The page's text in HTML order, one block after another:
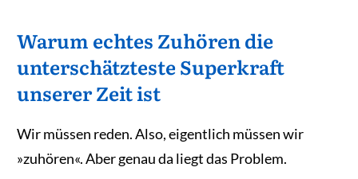
Warum echtes Zuhören die
unterschätzteste Superkraft
unserer Zeit ist
Wir müssen reden. Also, eigentlich müssen wir
»zuhören«. Aber genau da liegt das Problem.